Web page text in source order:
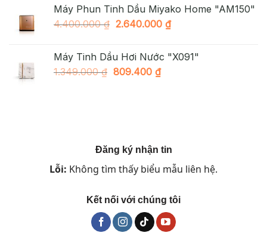
1.890.000 ₫.
là:
998.000 ₫.
Máy Phun Tinh Dầu Miyako Home "AM150"
4.400.000₫ Giá
4.400.000 ₫.
2.640.000 ₫Giá
là:
Máy Tinh Dầu Hơi Nước "X091"
1.349.000₫ Giá
809.400 ₫Giá
Đăng ký nhận tin
Lỗi: Không tìm thấy biểu mẫu liên hệ.
Kết nối với chúng tôi